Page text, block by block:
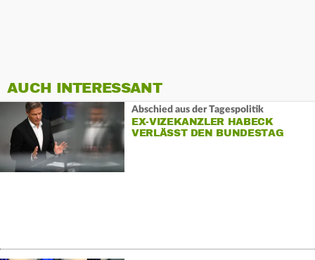
AUCH INTERESSANT
Abschied aus der Tagespolitik
EX-VIZEKANZLER HABECK
VERLÄSST DEN BUNDESTAG